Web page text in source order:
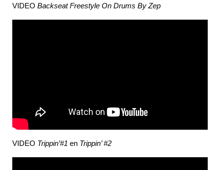
VIDEO Backseat Freestyle On Drums By Zep
VIDEO Trippin’#1 en Trippin’ #2